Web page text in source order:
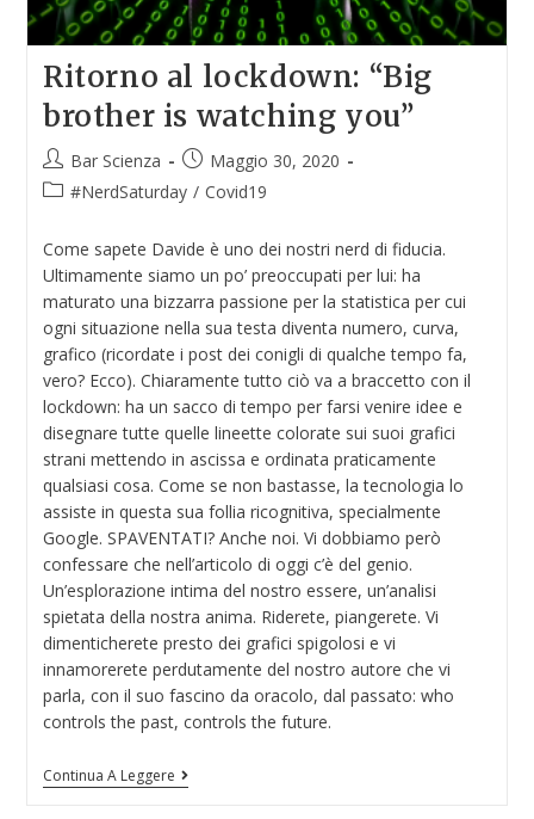
Ritorno al lockdown: “Big
brother is watching you”
Bar Scienza
Maggio 30, 2020
#NerdSaturday / Covid19
Come sapete Davide è uno dei nostri nerd di fiducia.
Ultimamente siamo un po’ preoccupati per lui: ha
maturato una bizzarra passione per la statistica per cui
ogni situazione nella sua testa diventa numero, curva,
grafico (ricordate i post dei conigli di qualche tempo fa,
vero? Ecco). Chiaramente tutto ciò va a braccetto con il
lockdown: ha un sacco di tempo per farsi venire idee e
disegnare tutte quelle lineette colorate sui suoi grafici
strani mettendo in ascissa e ordinata praticamente
qualsiasi cosa. Come se non bastasse, la tecnologia lo
assiste in questa sua follia ricognitiva, specialmente
Google. SPAVENTATI? Anche noi. Vi dobbiamo però
confessare che nell’articolo di oggi c’è del genio.
Un’esplorazione intima del nostro essere, un’analisi
spietata della nostra anima. Riderete, piangerete. Vi
dimenticherete presto dei grafici spigolosi e vi
innamorerete perdutamente del nostro autore che vi
parla, con il suo fascino da oracolo, dal passato: who
controls the past, controls the future.
Continua A Leggere